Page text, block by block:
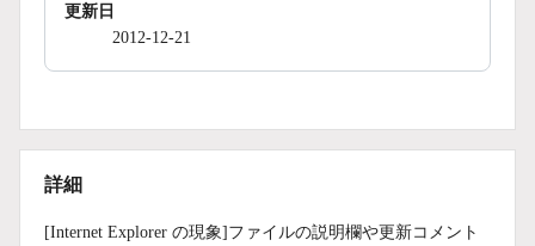
更新日
2012-12-21
詳細
[Internet Explorer の現象]ファイルの説明欄や更新コメント